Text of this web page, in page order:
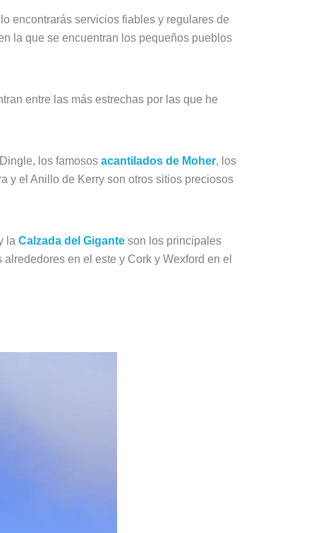
encontrarás servicios fiables y regulares de
la que se encuentran los pequeños pueblos
entre las más estrechas por las que he
los famosos acantilados de Moher, los
y el Anillo de Kerry son otros sitios preciosos
la Calzada del Gigante son los principales
en el este y Cork y Wexford en el